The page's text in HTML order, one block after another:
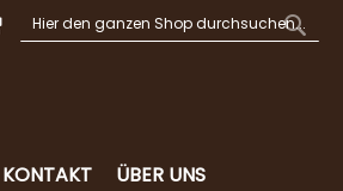
SUCHE
MEIN WARENKORB
KONTAKT ÜBER UNS